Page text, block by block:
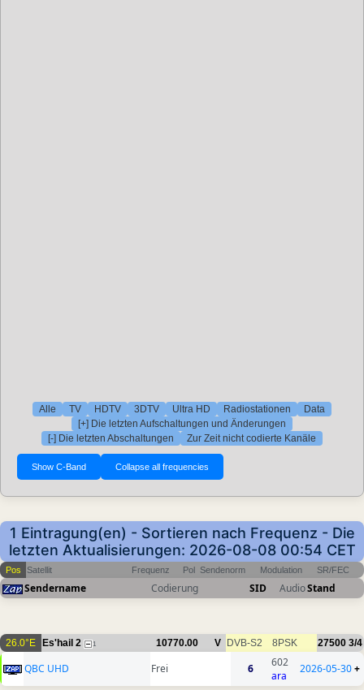
Alle TV HDTV 3DTV Ultra HD Radiostationen
Data
[+] Die letzten Aufschaltungen und Änderungen
[-] Die letzten Abschaltungen
Zur Zeit nicht codierte Kanäle
1 Eintragung(en) - Sortieren nach Frequenz - Die
letzten Aktualisierungen: 2026-08-08 00:54 CET
Pos Satellit Frequenz Pol Sendenorm Modulation SR/FEC
Sendername Codierung SID AudioStand
26.0°E Es'hail 2 1 10770.00 V DVB-S2 8PSK 27500 3/4
QBC UHD Frei 6
602
ara
2026-05-30+